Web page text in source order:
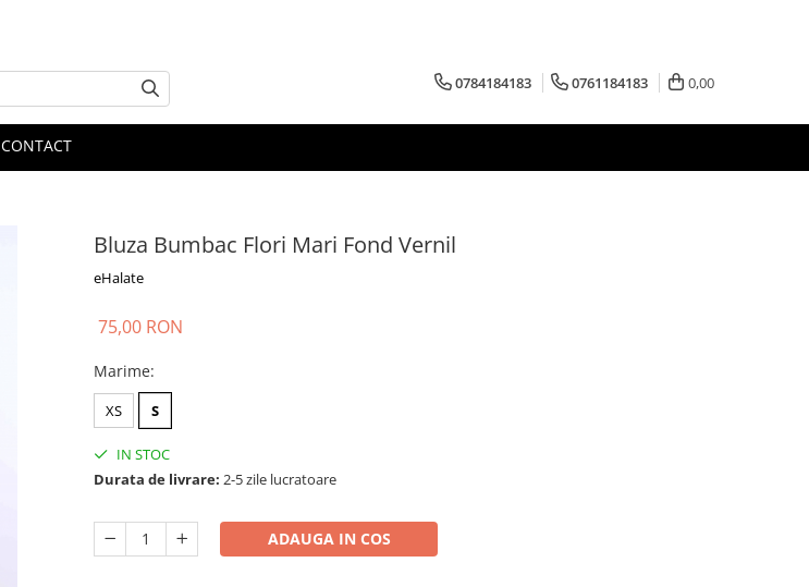
0784184183 0761184183 0,00
CONTACT
Bluza Bumbac Flori Mari Fond Vernil
eHalate
75,00 RON
Marime:
XS S
IN STOC
Durata de livrare: 2-5 zile lucratoare
ADAUGA IN COS